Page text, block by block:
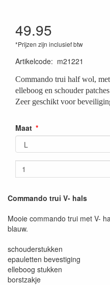
49.95
*Prijzen zijn inclusief btw
Artikelcode: m21221
Commando trui half wol,
elleboog en schouder
Zeer geschikt voor
Maat
Commando trui V- hals
Mooie commando trui met V-
blauw.
schouderstukken
epauletten bevestiging
elleboog stukken
borstzakje